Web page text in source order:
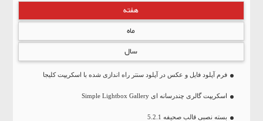
هفته
ماه
سال
فرم آپلود فایل و عکس در آپلود سنتر راه اندازی شده با اسکریپت کلیجا
اسکریپت گالری چندرسانه ای Simple Lightbox Gallery
بسته نصبی قالب صحیفه 5.2.1